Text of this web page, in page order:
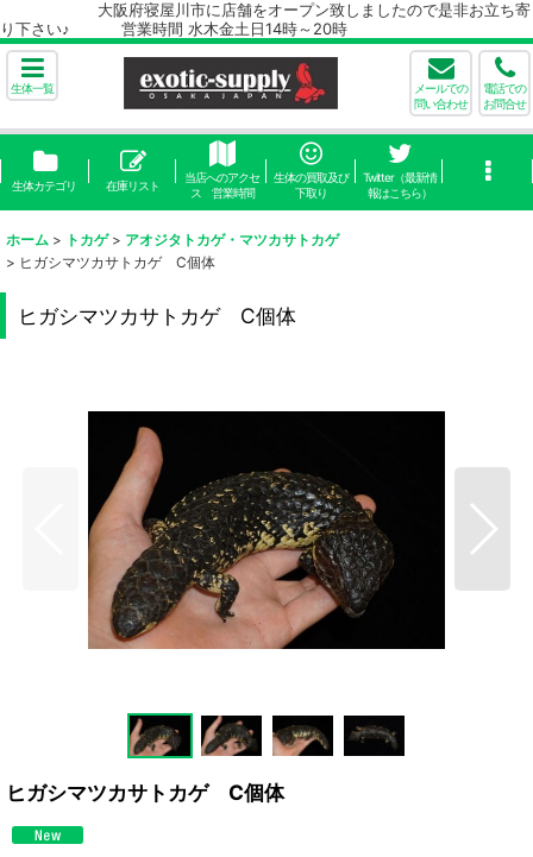
大阪府寝屋川市に店舗をオープン致しましたので是非お立ち寄
り下さい♪ 営業時間 水木金土日14時～20時
生体一覧
メールでの
問い合わせ
電話での
お問合せ
生体カテゴリ 在庫リスト
当店へのアクセ
ス 営業時間
生体の買取及び
下取り
Twitter（最新情
報はこちら）
ホーム > トカゲ > アオジタトカゲ・マツカサトカゲ
> ヒガシマツカサトカゲ C個体
ヒガシマツカサトカゲ C個体
ヒガシマツカサトカゲ C個体